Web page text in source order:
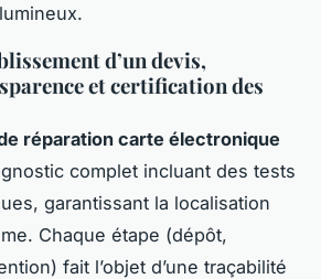
d’un devis,
et certification des
réparation carte électronique
complet incluant des tests
garantissant la localisation
Chaque étape (dépôt,
fait l’objet d’une traçabilité